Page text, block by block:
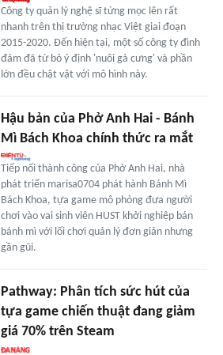
Công ty quản lý nghệ sĩ từng mọc lên rất
nhanh trên thị trường nhạc Việt giai đoạn
2015-2020. Đến hiện tại, một số công ty đình
đám đã từ bỏ ý định 'nuôi gà cưng' và phần
lớn đều chật vật với mô hình này.
Hậu bản của Phở Anh Hai - Bánh
Mì Bách Khoa chính thức ra mắt
Tiếp nối thành công của Phở Anh Hai, nhà
phát triển marisa0704 phát hành Bánh Mì
Bách Khoa, tựa game mô phỏng đưa người
chơi vào vai sinh viên HUST khởi nghiệp bán
bánh mì với lối chơi quản lý đơn giản nhưng
gần gũi.
Pathway: Phân tích sức hút của
tựa game chiến thuật đang giảm
giá 70% trên Steam